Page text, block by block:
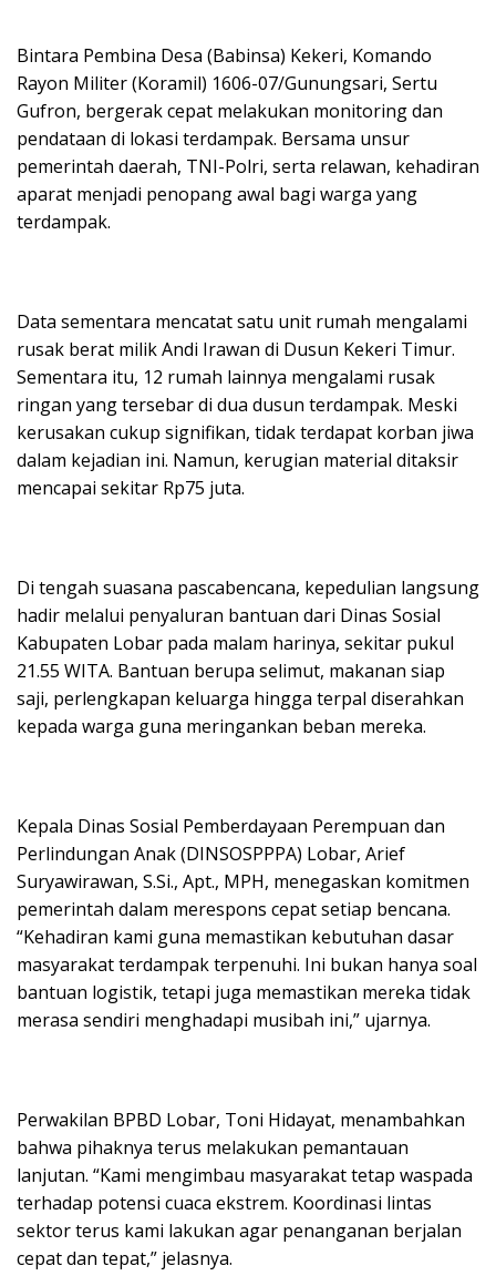
Bintara Pembina Desa (Babinsa) Kekeri, Komando
Rayon Militer (Koramil) 1606-07/Gunungsari, Sertu
Gufron, bergerak cepat melakukan monitoring dan
pendataan di lokasi terdampak. Bersama unsur
pemerintah daerah, TNI-Polri, serta relawan, kehadiran
aparat menjadi penopang awal bagi warga yang
terdampak.
Data sementara mencatat satu unit rumah mengalami
rusak berat milik Andi Irawan di Dusun Kekeri Timur.
Sementara itu, 12 rumah lainnya mengalami rusak
ringan yang tersebar di dua dusun terdampak. Meski
kerusakan cukup signifikan, tidak terdapat korban jiwa
dalam kejadian ini. Namun, kerugian material ditaksir
mencapai sekitar Rp75 juta.
Di tengah suasana pascabencana, kepedulian langsung
hadir melalui penyaluran bantuan dari Dinas Sosial
Kabupaten Lobar pada malam harinya, sekitar pukul
21.55 WITA. Bantuan berupa selimut, makanan siap
saji, perlengkapan keluarga hingga terpal diserahkan
kepada warga guna meringankan beban mereka.
Kepala Dinas Sosial Pemberdayaan Perempuan dan
Perlindungan Anak (DINSOSPPPA) Lobar, Arief
Suryawirawan, S.Si., Apt., MPH, menegaskan komitmen
pemerintah dalam merespons cepat setiap bencana.
“Kehadiran kami guna memastikan kebutuhan dasar
masyarakat terdampak terpenuhi. Ini bukan hanya soal
bantuan logistik, tetapi juga memastikan mereka tidak
merasa sendiri menghadapi musibah ini,” ujarnya.
Perwakilan BPBD Lobar, Toni Hidayat, menambahkan
bahwa pihaknya terus melakukan pemantauan
lanjutan. “Kami mengimbau masyarakat tetap waspada
terhadap potensi cuaca ekstrem. Koordinasi lintas
sektor terus kami lakukan agar penanganan berjalan
cepat dan tepat,” jelasnya.